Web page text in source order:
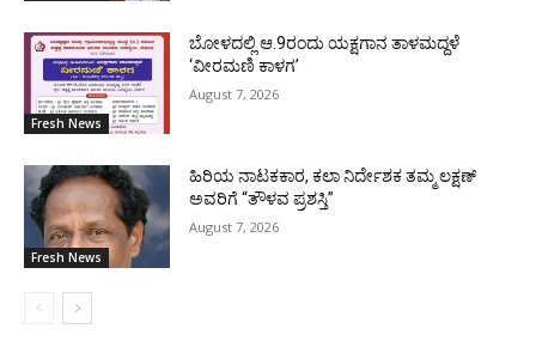
Fresh News
ಬೋಳದಲ್ಲಿ ಆ.9ರಂದು ಯಕ್ಷಗಾನ ತಾಳಮದ್ದಳೆ
‘ವೀರಮಣಿ ಕಾಳಗ’
August 7, 2026
Fresh News
ಹಿರಿಯ ನಾಟಕಕಾರ, ಕಲಾ ನಿರ್ದೇಶಕ ತಮ್ಮ ಲಕ್ಷಣ್
ಅವರಿಗೆ “ತೌಳವ ಪ್ರಶಸ್ತಿ”
August 7, 2026